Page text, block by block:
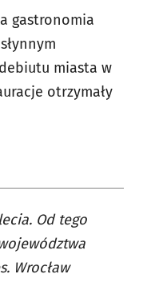
gastronomia
miasta w
otrzymały
Od tego
Wrocław